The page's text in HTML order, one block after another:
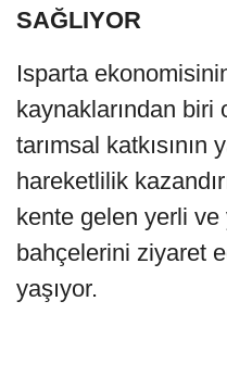
SAĞLIYOR
Isparta
kaynaklarından biri
tarımsal katkısının
hareketlilik
kente gelen yerli ve
bahçelerini ziyaret
yaşıyor.